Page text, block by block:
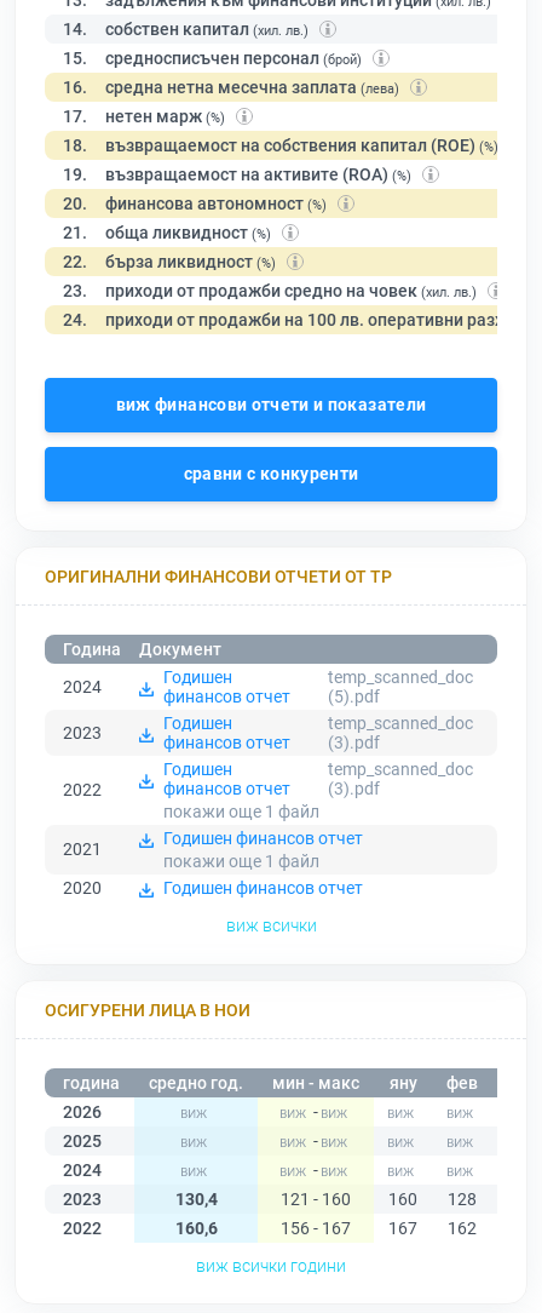
14. собствен капитал (хил. лв.)
15. средносписъчен персонал (брой)
16. средна нетна месечна заплата (лева)
17. нетен марж (%)
18. възвращаемост на собствения капитал (ROE) (%)
19. възвращаемост на активите (ROA) (%)
20. финансова автономност (%)
21. обща ликвидност (%)
22. бърза ликвидност (%)
23. приходи от продажби средно на човек (хил. лв.)
24. приходи от продажби на 100 лв. оперативни разходи
виж финансови отчети и показатели
сравни с конкуренти
ОРИГИНАЛНИ ФИНАНСОВИ ОТЧЕТИ ОТ ТР
Година
Документ
2024
Годишен
финансов отчет
temp_scanned_doc
(5).pdf
2023
Годишен
финансов отчет
temp_scanned_doc
(3).pdf
2022
Годишен
финансов отчет
temp_scanned_doc
(3).pdf
покажи още 1 файл
2021
Годишен финансов отчет
покажи още 1 файл
2020
Годишен финансов отчет
виж всички
ОСИГУРЕНИ ЛИЦА В НОИ
година средно год. мин - макс яну фев
2026
-
2025
-
2024
-
2023
130,4 121 - 160 160 128
2022
160,6 156 - 167 167 162
виж всички години